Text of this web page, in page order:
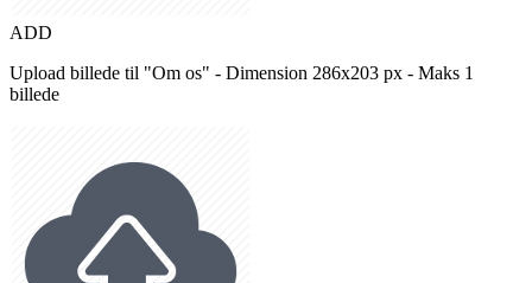
ADD
Upload billede til "Om os" - Dimension 286x203 px - Maks 1
billede